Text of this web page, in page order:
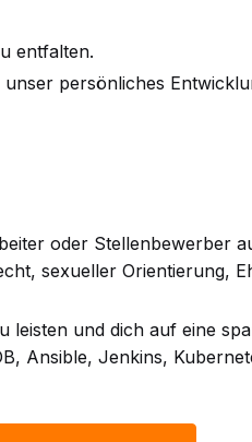
entfalten.
persönliches
oder Stellenbewerber
sexueller Orientierung,
und dich auf eine
Ansible, Jenkins,